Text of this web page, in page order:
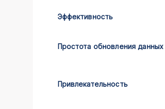
Эффективность
Простота обновления данных
Привлекательность